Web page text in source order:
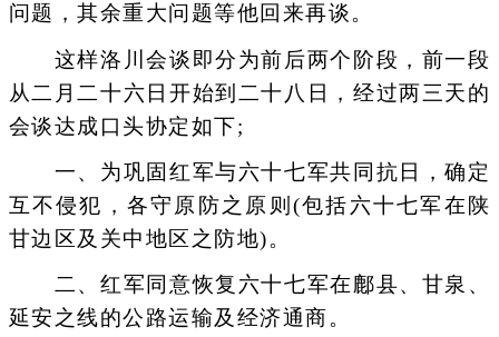
问题，其余重大问题等他回来再谈。
这样洛川会谈即分为前后两个阶段，前一段
从二月二十六日开始到二十八日，经过两三天的
会谈达成口头协定如下;
一、为巩固红军与六十七军共同抗日，确定
互不侵犯，各守原防之原则(包括六十七军在陕
甘边区及关中地区之防地)。
二、红军同意恢复六十七军在鄜县、甘泉、
延安之线的公路运输及经济通商。